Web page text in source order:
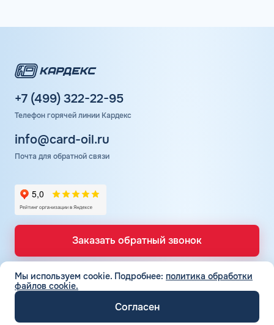
+7 (499) 322-22-95
Телефон горячей линии Кардекс
info@card-oil.ru
Почта для обратной связи
Заказать обратный звонок
ТОПЛИВНЫЕ КАРТЫ
Топливные карты КАРДЕКС
Мы используем cookie. Подробнее: политика обработки
файлов cookie.
Согласен